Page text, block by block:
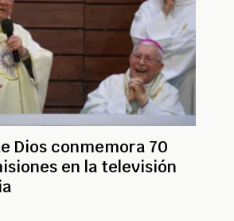
Dios conmemora 70
en la televisión